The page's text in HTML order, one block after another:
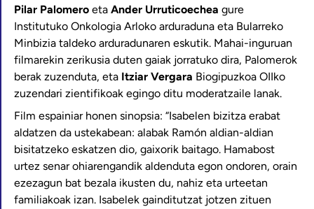
Pilar Palomero eta Ander Urruticoechea gure
Institutuko Onkologia Arloko arduraduna eta Bularreko
Minbizia taldeko arduradunaren eskutik. Mahai-inguruan
filmarekin zerikusia duten gaiak jorratuko dira, Palomerok
berak zuzenduta, eta Itziar Vergara Biogipuzkoa OIIko
zuzendari zientifikoak egingo ditu moderatzaile lanak.
Film espainiar honen sinopsia: “Isabelen bizitza erabat
aldatzen da ustekabean: alabak Ramón aldian-aldian
bisitatzeko eskatzen dio, gaixorik baitago. Hamabost
urtez senar ohiarengandik aldenduta egon ondoren, orain
ezezagun bat bezala ikusten du, nahiz eta urteetan
familiakoak izan. Isabelek gainditutzat jotzen zituen